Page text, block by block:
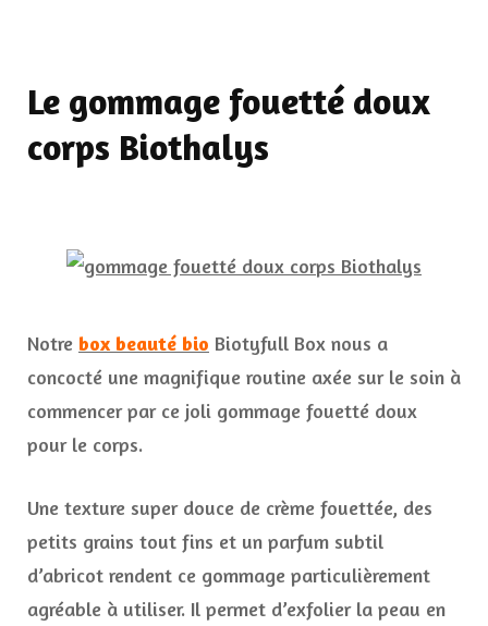
Le gommage fouetté doux
corps Biothalys
Notre box beauté bio Biotyfull Box nous a
concocté une magnifique routine axée sur le soin à
commencer par ce joli gommage fouetté doux
pour le corps.
Une texture super douce de crème fouettée, des
petits grains tout fins et un parfum subtil
d’abricot rendent ce gommage particulièrement
agréable à utiliser. Il permet d’exfolier la peau en